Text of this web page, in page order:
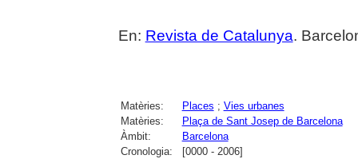
En: Revista de Catalunya.
Matèries: Places ; Vies urbanes
Matèries:
Plaça de Sant Josep de Barcelona
Àmbit:
Barcelona
Cronologia:
[0000 - 2006]